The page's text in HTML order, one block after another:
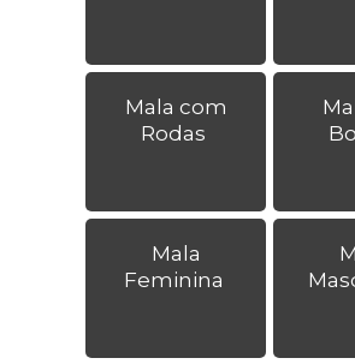
Mala com
Rodas
Mala
Feminina